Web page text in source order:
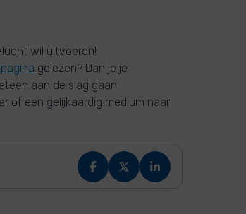
wil uitvoeren!
gelezen? Dan je je
aan de slag gaan.
of een gelijkaardig medium naar